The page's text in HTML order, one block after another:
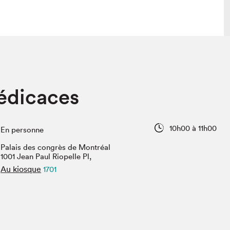
Vidéos et balados
En personne
10h00 à 11h00
Palais des congrès de Montréal
1001 Jean Paul Riopelle Pl,
Au kiosque 1701